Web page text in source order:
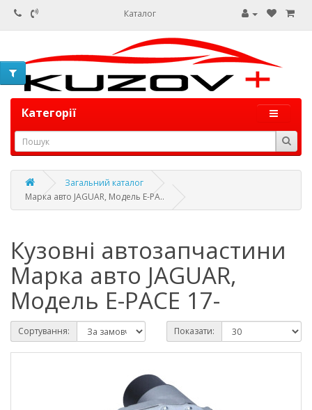
Каталог
Категорії
Загальний каталог
Марка авто JAGUAR, Модель E-PA..
Кузовні автозапчастини
Марка авто JAGUAR,
Модель E-PACE 17-
Сортування: Показати: